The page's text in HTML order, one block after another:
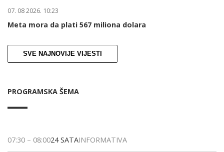
07. 08 2026. 10:23
Meta mora da plati 567 miliona dolara
SVE NAJNOVIJE VIJESTI
PROGRAMSKA ŠEMA
07:30 – 08:0024 SATAINFORMATIVA